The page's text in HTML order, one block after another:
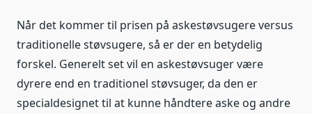
Når det kommer til prisen på askestøvsugere versus
traditionelle støvsugere, så er der en betydelig
forskel. Generelt set vil en askestøvsuger være
dyrere end en traditionel støvsuger, da den er
specialdesignet til at kunne håndtere aske og andre